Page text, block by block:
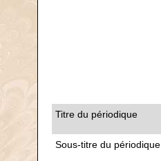
Titre du périodique
Sous-titre du périodique